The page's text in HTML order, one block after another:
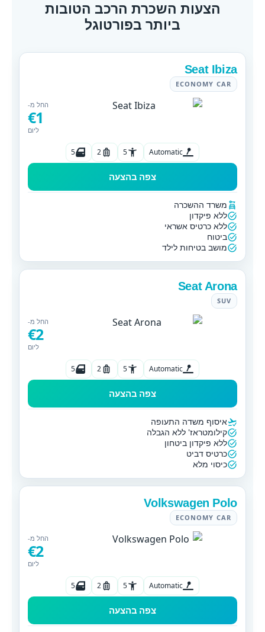
הצעות השכרת הרכב הטובות
ביותר בפורטוגל
Seat Ibiza
ECONOMY CAR
החל מ-
€1
ליום
Automatic
5
2
5
צפה בהצעה
משרד ההשכרה
ללא פיקדון
ללא כרטיס אשראי
ביטוח
מושב בטיחות לילד
Seat Arona
SUV
החל מ-
€2
ליום
Automatic
5
2
5
צפה בהצעה
איסוף משדה התעופה
קילומטראז' ללא הגבלה
ללא פיקדון ביטחון
כרטיס דביט
כיסוי מלא
Volkswagen Polo
ECONOMY CAR
החל מ-
€2
ליום
Automatic
5
2
5
צפה בהצעה